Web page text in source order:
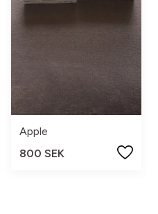
Apple
800 SEK